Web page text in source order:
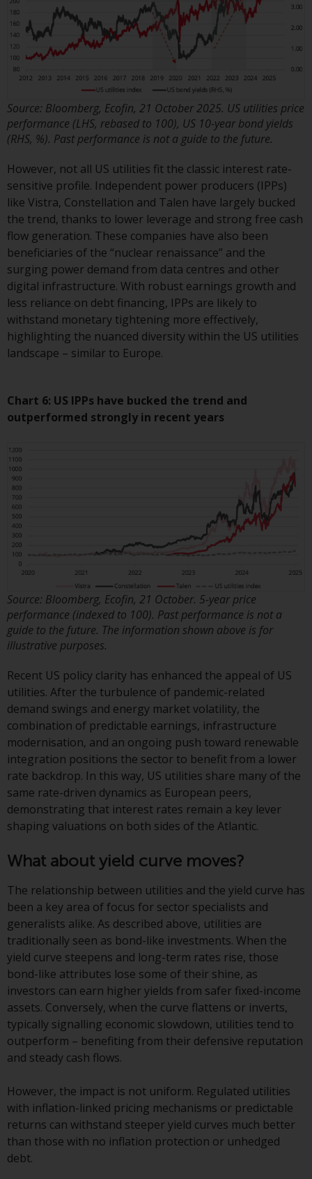
zum Zeitpunkt der
Veröffentlichung korrekt und
vollständig sind, übernimmt
eines ihrer verbundenen
Unternehmen die
Angemessenheit, Genauigkeit
oder Vollständigkeit dieser
keine Haftung, die sich aus dem
Vertrauen auf Ungenauigkeiten,
Auslassung in, oder Verwendung
von oder Vertrauen auf die
Informationen auf dieser Website
ergibt.
Datenschutz und Privatsphäre
Soweit Informationen, die Sie
personenbezogene Daten
darstellen, stimmen Sie deren
dieser Informationen zu wahren.
Wenn Sie nicht möchten, dass
Ihre Informationen auf diese
Weise verwendet werden, sollten
Sie Redwheel per E-Mail oder
schriftlich darüber informieren.
Sie haben Anspruch auf eine
Kopie der Informationen, die wir
über Sie gespeichert haben,
indem Sie uns schriftlich
anschreiben und diese anfordern.
Weitere Informationen finden Sie
in unserer Datenschutz- und
Datenschutzrichtlinie und Cookie-
Richtlinie.
Geltendes Recht
gemäß den Gesetzen von England
und Wales ausgelegt und geregelt
werden, und die Gerichte dieser
Gerichtsbarkeit haben die
ausschließliche Zuständigkeit für
alle auftretenden Streitigkeiten,
es sei denn, diese Inhalte
unterliegen ausdrücklich den
Gesetzen von eine andere
Gerichtsbarkeit. Wenn ein
zuständiges Gericht aus
irgendeinem Grund eine
Bestimmung dieses Abschnitts
nicht durchsetzbar befunden hat,
wird diese Bestimmung im
maximal zulässigen Umfang
durchgesetzt, und der Rest dieser
Source: Bloomberg, Ecofin, 21 October 2025. US utilities price
performance (LHS, rebased to 100), US 10-year bond yields
(RHS, %). Past performance is not a guide to the future.
However, not all US utilities fit the classic interest rate-
sensitive profile. Independent power producers (IPPs)
like Vistra, Constellation and Talen have largely bucked
the trend, thanks to lower leverage and strong free cash
flow generation. These companies have also been
beneficiaries of the “nuclear renaissance” and the
surging power demand from data centres and other
digital infrastructure. With robust earnings growth and
less reliance on debt financing, IPPs are likely to
withstand monetary tightening more effectively,
highlighting the nuanced diversity within the US utilities
landscape – similar to Europe.
Chart 6: US IPPs have bucked the trend and
outperformed strongly in recent years
Source: Bloomberg, Ecofin, 21 October. 5-year price
performance (indexed to 100). Past performance is not a
guide to the future. The information shown above is for
illustrative purposes.
Recent US policy clarity has enhanced the appeal of US
utilities. After the turbulence of pandemic-related
demand swings and energy market volatility, the
combination of predictable earnings, infrastructure
modernisation, and an ongoing push toward renewable
integration positions the sector to benefit from a lower
rate backdrop. In this way, US utilities share many of the
same rate-driven dynamics as European peers,
demonstrating that interest rates remain a key lever
shaping valuations on both sides of the Atlantic.
What about yield curve moves?
The relationship between utilities and the yield curve has
been a key area of focus for sector specialists and
generalists alike. As described above, utilities are
traditionally seen as bond-like investments. When the
yield curve steepens and long-term rates rise, those
bond-like attributes lose some of their shine, as
investors can earn higher yields from safer fixed-income
assets. Conversely, when the curve flattens or inverts,
typically signalling economic slowdown, utilities tend to
outperform – benefiting from their defensive reputation
and steady cash flows.
However, the impact is not uniform. Regulated utilities
with inflation-linked pricing mechanisms or predictable
returns can withstand steeper yield curves much better
than those with no inflation protection or unhedged
debt.